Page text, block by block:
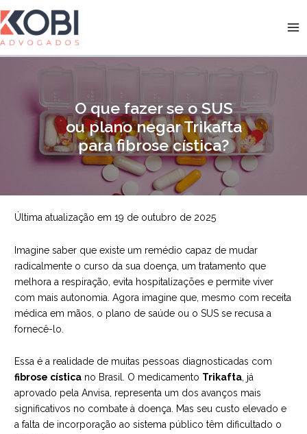
para
o
conteúdo
O que fazer se o SUS
ou plano negar Trikafta
para fibrose cística?
Última atualização em 19 de outubro de 2025
Imagine saber que existe um remédio capaz de mudar
radicalmente o curso da sua doença, um tratamento que
melhora a respiração, evita hospitalizações e permite viver
com mais autonomia. Agora imagine que, mesmo com receita
médica em mãos, o plano de saúde ou o SUS se recusa a
fornecê-lo.
Essa é a realidade de muitas pessoas diagnosticadas com
fibrose cística no Brasil. O medicamento Trikafta , já
aprovado pela Anvisa, representa um dos avanços mais
significativos no combate à doença. Mas seu custo elevado e
a falta de incorporação ao sistema público têm dificultado o